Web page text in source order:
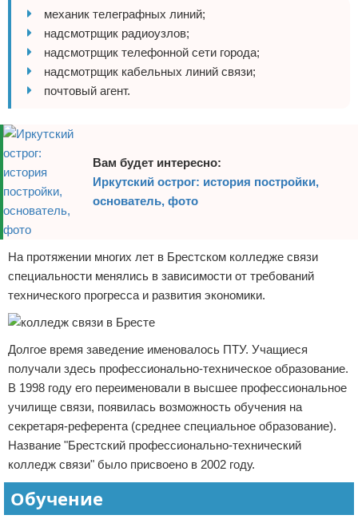
механик телеграфных линий;
надсмотрщик радиоузлов;
надсмотрщик телефонной сети города;
надсмотрщик кабельных линий связи;
почтовый агент.
Вам будет интересно:
Иркутский острог: история постройки,
основатель, фото
На протяжении многих лет в Брестском колледже связи
специальности менялись в зависимости от требований
технического прогресса и развития экономики.
Долгое время заведение именовалось ПТУ. Учащиеся
получали здесь профессионально-техническое образование.
В 1998 году его переименовали в высшее профессиональное
училище связи, появилась возможность обучения на
секретаря-референта (среднее специальное образование).
Название "Брестский профессионально-технический
колледж связи" было присвоено в 2002 году.
Обучение